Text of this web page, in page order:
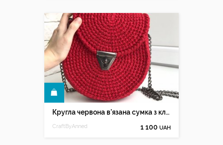
Кругла червона в'язана сумка з клапаном
CraftByAnned 1 100 UAH